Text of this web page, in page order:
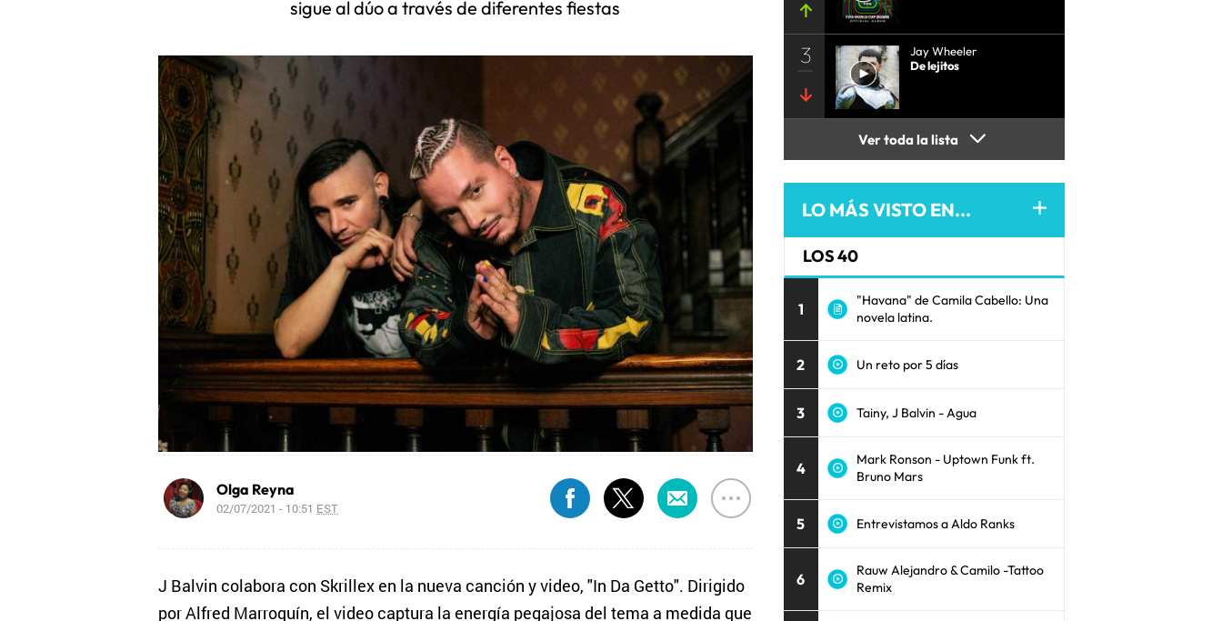
sigue al dúo a través de diferentes fiestas
Olga Reyna
02/07/2021 - 10:51 EST
J Balvin colabora con Skrillex en la nueva canción y video, "In Da Getto". Dirigido
por Alfred Marroquín, el video captura la energía pegajosa del tema a medida que
3
Jay Wheeler
De lejitos
Ver toda la lista
LO MÁS VISTO EN...
LOS 40
1
"Havana" de Camila Cabello: Una
novela latina.
2 Un reto por 5 días
3 Tainy, J Balvin - Agua
4
Mark Ronson - Uptown Funk ft.
Bruno Mars
5 Entrevistamos a Aldo Ranks
6
Rauw Alejandro & Camilo -Tattoo
Remix